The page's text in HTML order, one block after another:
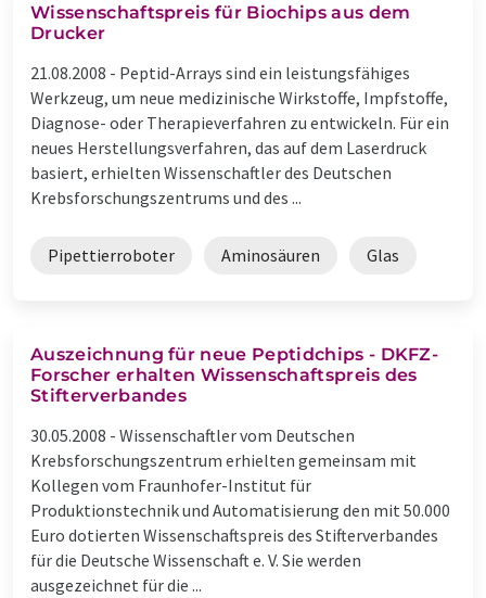
Wissenschaftspreis für Biochips aus dem
Drucker
21.08.2008 - Peptid-Arrays sind ein leistungsfähiges
Werkzeug, um neue medizinische Wirkstoffe, Impfstoffe,
Diagnose- oder Therapieverfahren zu entwickeln. Für ein
neues Herstellungsverfahren, das auf dem Laserdruck
basiert, erhielten Wissenschaftler des Deutschen
Krebsforschungs­zentrums und des ...
Pipettierroboter Aminosäuren Glas
Auszeichnung für neue Peptidchips - DKFZ-
Forscher erhalten Wissenschaftspreis des
Stifterverbandes
30.05.2008 - Wissenschaftler vom Deutschen
Krebsforschungszentrum erhielten gemeinsam mit
Kollegen vom Fraunhofer-Institut für
Produktionstechnik und Automatisierung den mit 50.000
Euro dotierten Wissenschaftspreis des Stifterverbandes
für die Deutsche Wissenschaft e. V. Sie werden
ausgezeichnet für die ...